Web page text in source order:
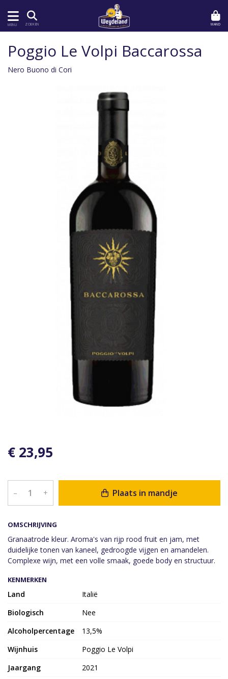
MENU ZOEKEN MAND
OMSCHRIJVING
Granaatrode kleur. Aroma's van rijp rood fruit en jam, met
duidelijke tonen van kaneel, gedroogde vijgen en amandelen.
Complexe wijn, met een volle smaak, goede body en structuur.
Poggio Le Volpi Baccarossa
Nero Buono di Cori
€ 23,95
– + Plaats in mandje
KENMERKEN
Land
Italië
Biologisch
Nee
Alcoholpercentage
13,5%
Wijnhuis
Poggio Le Volpi
Jaargang
2021